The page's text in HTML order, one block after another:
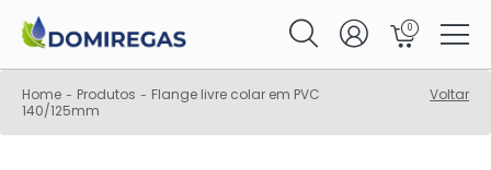
0
Home - Produtos - Flange livre colar em PVC
140/125mm
Voltar